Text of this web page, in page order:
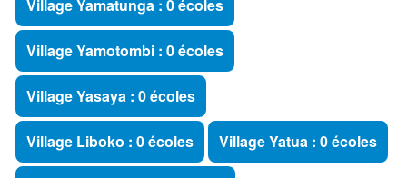
Village Yamatunga : 0 écoles
Village Yamotombi : 0 écoles
Village Yasaya : 0 écoles
Village Liboko : 0 écoles Village Yatua : 0 écoles